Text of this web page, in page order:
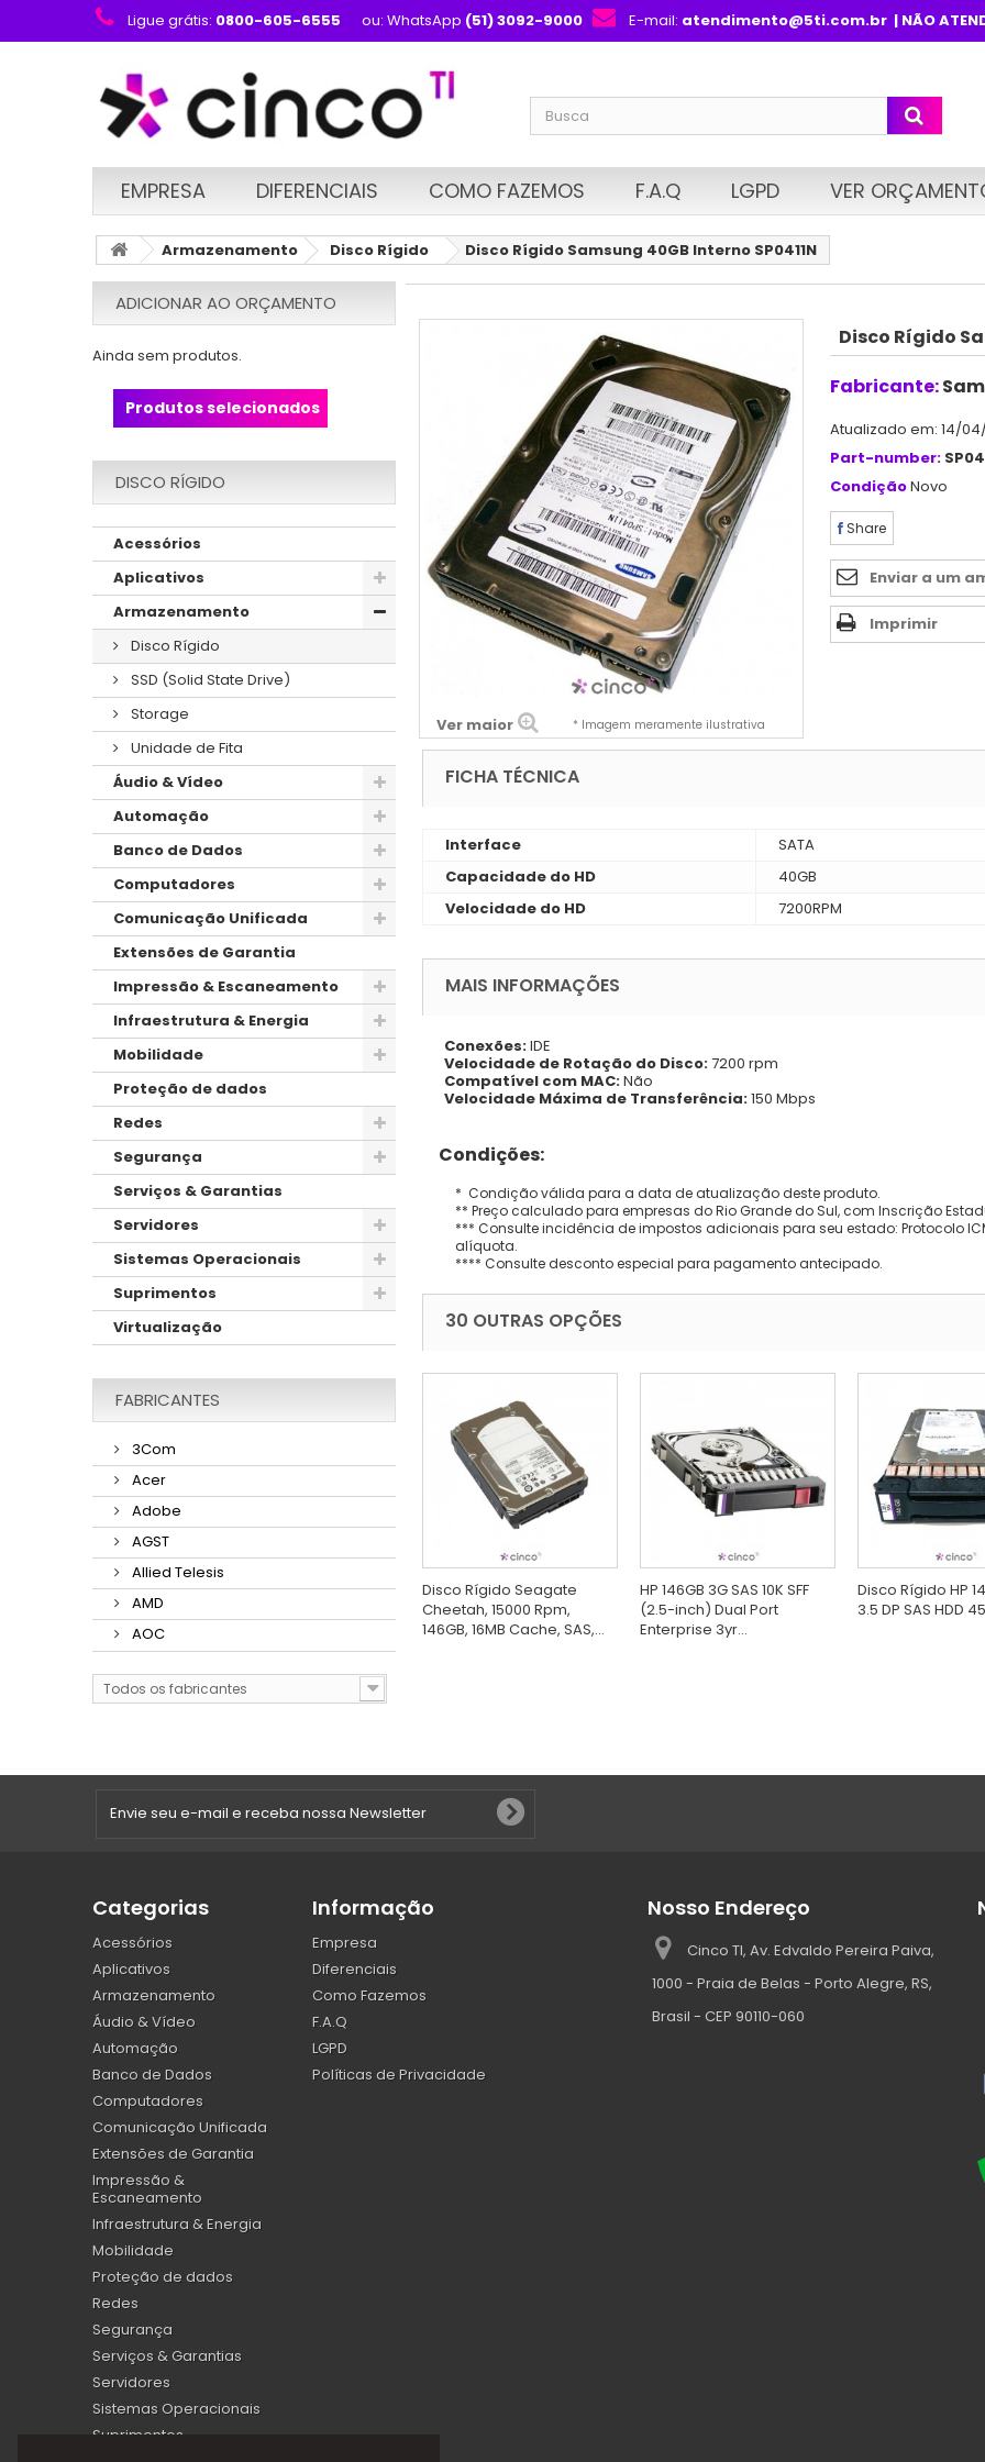
Ligue grátis: 0800-605-6555 ou: WhatsApp (51) 3092-9000 E-mail: atendimento@5ti.com.br| NÃO
EMPRESA DIFERENCIAIS COMO FAZEMOS F.A.Q LGPD VER
Armazenamento Disco Rígido Disco Rígido Samsung 40GB Interno SP0411N
ADICIONAR AO ORÇAMENTO
Ainda sem produtos.
Produtos selecionados
DISCO RÍGIDO
Acessórios
Aplicativos
Armazenamento
Disco Rígido
SSD (Solid State Drive)
Storage
Unidade de Fita
Áudio & Vídeo
Automação
Banco de Dados
Computadores
Comunicação Unificada
Extensões de Garantia
Impressão & Escaneamento
Infraestrutura & Energia
Mobilidade
Proteção de dados
Redes
Segurança
Serviços & Garantias
Servidores
Sistemas Operacionais
Suprimentos
Virtualização
FABRICANTES
3Com
Acer
Adobe
AGST
Allied Telesis
AMD
AOC
Todos os fabricantes
Ver maior * Imagem meramente ilustrativa
Disco Rígido
Fabricante:
Atualizado em: 14/
Part-number:
CondiçãoNovo
Share
Enviar a um
Imprimir
FICHA TÉCNICA
Interface
SATA
Capacidade do HD
40GB
Velocidade do HD
7200RPM
MAIS INFORMAÇÕES
Conexões:IDE
Velocidade de Rotação do Disco:7200 rpm
Compatível com MAC:Não
Velocidade Máxima de Transferência:150 Mbps
Condições:
* Condição válida para a data de atualização deste produto.
** Preço calculado para empresas do Rio Grande do Sul, com Inscrição
*** Consulte incidência de impostos adicionais para seu estado: Protocolo
alíquota.
**** Consulte desconto especial para pagamento antecipado.
30 OUTRAS OPÇÕES
Disco Rígido Seagate
Cheetah, 15000 Rpm,
146GB, 16MB Cache, SAS,...
HP 146GB 3G SAS 10K SFF
(2.5-inch) Dual Port
Enterprise 3yr...
Disco Rígido HP
3.5 DP SAS HDD
Categorias
Acessórios
Aplicativos
Armazenamento
Áudio & Vídeo
Automação
Banco de Dados
Computadores
Comunicação Unificada
Extensões de Garantia
Impressão &
Escaneamento
Infraestrutura & Energia
Mobilidade
Proteção de dados
Redes
Segurança
Serviços & Garantias
Servidores
Sistemas Operacionais
Suprimentos
Informação
Empresa
Diferenciais
Como Fazemos
F.A.Q
LGPD
Políticas de Privacidade
Nosso Endereço
Cinco TI, Av. Edvaldo Pereira Paiva,
1000 - Praia de Belas - Porto Alegre, RS,
Brasil - CEP 90110-060